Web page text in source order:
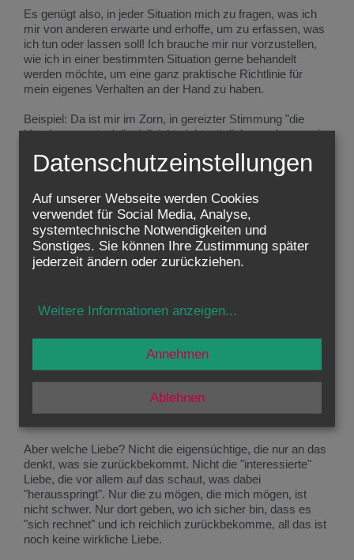
Es genügt also, in jeder Situation mich zu fragen, was ich
mir von anderen erwarte und erhoffe, um zu erfassen, was
ich tun oder lassen soll! Ich brauche mir nur vorzustellen,
wie ich in einer bestimmten Situation gerne behandelt
werden möchte, um eine ganz praktische Richtlinie für
mein eigenes Verhalten an der Hand zu haben.
Beispiel: Da ist mir im Zorn, in gereizter Stimmung "die
Hand ausgerutscht", vielleicht nicht wörtlich, sondern nur im
Nachbarn, wen auch immer, ordentlich
"zusammengeputzt". Und nun erlebe ich, dass die
betreffende Person nicht mit gleicher Münze zurückzahlt,
nicht "zurückhaut". Ich bin überrascht, mein Zorn flaut ab,
die Freundlichkeit dessen, den ich "angefahren" habe,
entwaffnet mich. Dadurch, dass der andere sozusagen
auch die linke Wange hingehalten hat, ist die Spirale der
Gewalt durchbrochen. Ich bin dankbar, dass der andere
Gegengewalt, von Rache und Rache für die Rache, sich
Aber Jesus zeigt uns nicht nur den Verzicht auf den
Kraft für diesen Verzicht erwächst. Es ist schlicht und
Aber welche Liebe? Nicht die eigensüchtige, die nur an das
denkt, was sie zurückbekommt. Nicht die "interessierte"
Liebe, die vor allem auf das schaut, was dabei
"herausspringt". Nur die zu mögen, die mich mögen, ist
nicht schwer. Nur dort geben, wo ich sicher bin, dass es
"sich rechnet" und ich reichlich zurückbekomme, all das ist
noch keine wirkliche Liebe.
Datenschutzeinstellungen
Auf unserer Webseite werden Cookies
verwendet für Social Media, Analyse,
systemtechnische Notwendigkeiten und
Sonstiges. Sie können Ihre Zustimmung später
jederzeit ändern oder zurückziehen.
Weitere Informationen anzeigen...
Ablehnen
Annehmen